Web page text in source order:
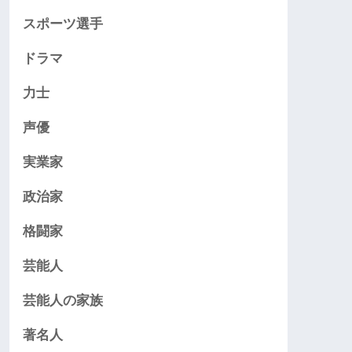
スポーツ選手
ドラマ
力士
声優
実業家
政治家
格闘家
芸能人
芸能人の家族
著名人